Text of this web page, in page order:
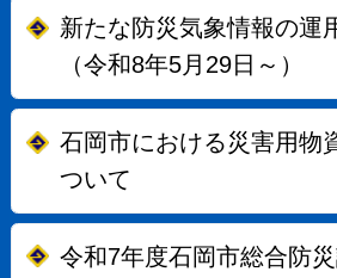
新たな防災気象情報の運
（令和8年5月29日～）
石岡市における災害用物
ついて
令和7年度石岡市総合防